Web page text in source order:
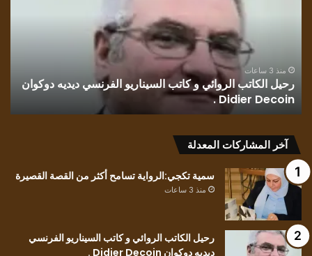
وطن..
للكاتب
الفلسطيني
محمد
حسين..
منذ 3 ساعات
قراءة في رواية رسائل بلون وطن.. للكاتب الفلسطيني
حسين..
آخر المشاركات المعدلة
سمية تكجي:الرواية تسامح أكثر من القصة القصيرة
منذ 3 ساعات
رحيل الكاتب الروائي و كاتب السيناريو الفرنسي
ديديه دوكوان Didier Decoin .